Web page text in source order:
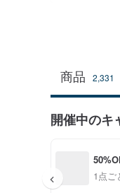
商品 2,331
開催中のキ
1点ご